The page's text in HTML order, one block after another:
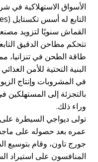
الأسواق الاستهلاكية في شرق
القماش سنويًا لتزويد مصنعي
طاقة الطحن في تنزانيا،
البنية التحتية للأمن الغذائي
في المشروبات وإنتاج الزيوت
بالتجزئة إلى المستهلكين في
وراء ذلك.
تولى ديواجي السيطرة على
عمره بعد حصوله على
جورج تاون، وقام بتوسيع
المنافسون على استيراد السلع